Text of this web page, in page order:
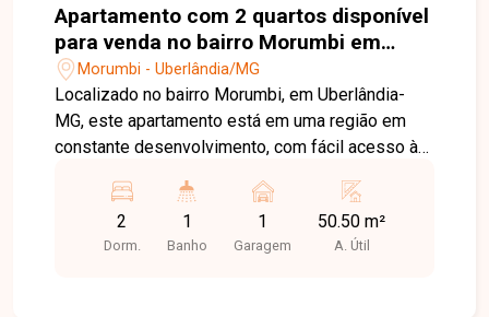
Apartamento com 2 quartos disponível
para venda no bairro Morumbi em
Uberlândia-MG
Morumbi - Uberlândia/MG
Localizado no bairro Morumbi, em Uberlândia-
MG, este apartamento está em uma região em
constante desenvolvimento, com fácil acesso às
supermercados, escolas, farmácias, comércios e
diversos serviços, proporcionando praticidade,
conforto e qualidade de vida para o dia a dia. O
2
Dorm.
1
Banho
1
Garagem
50.50 m²
A. Útil